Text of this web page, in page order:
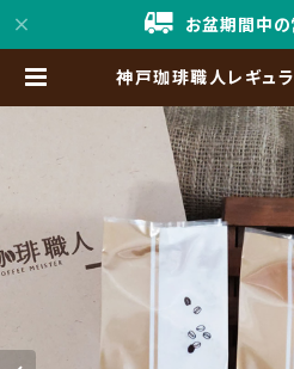
お盆期間中
神戸珈琲職人レギュ
琲職人」